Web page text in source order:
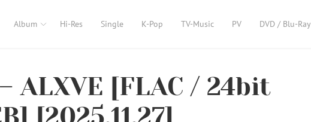
Album Hi-Res Single K-Pop TV-Music PV DVD / Blu-Ray
ALXVE [FLAC / 24bit